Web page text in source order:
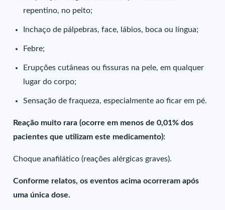
repentino, no peito;
Inchaço de pálpebras, face, lábios, boca ou língua;
Febre;
Erupções cutâneas ou fissuras na pele, em qualquer
lugar do corpo;
Sensação de fraqueza, especialmente ao ficar em pé.
Reação muito rara (ocorre em menos de 0,01% dos
pacientes que utilizam este medicamento):
Choque anafilático (reações alérgicas graves).
Conforme relatos, os eventos acima ocorreram após
uma única dose.